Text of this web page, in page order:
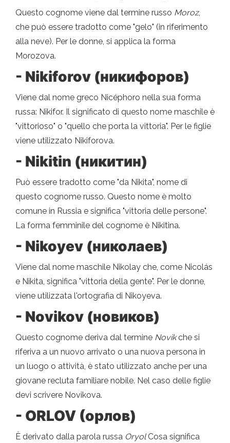
Questo cognome viene dal termine russo Moroz,
che può essere tradotto come "gelo" (in riferimento
alla neve). Per le donne, si applica la forma
Morozova.
- Nikiforov (никифоров)
Viene dal nome greco Nicéphoro nella sua forma
russa: Nikifor. Il significato di questo nome maschile è
"vittorioso" o "quello che porta la vittoria". Per le figlie
viene utilizzato Nikiforova.
- Nikitin (никитин)
Può essere tradotto come "da Nikita", nome di
questo cognome russo. Questo nome è molto
comune in Russia e significa "vittoria delle persone".
La forma femminile del cognome è Nikitina.
- Nikoyev (николаев)
Viene dal nome maschile Nikolay che, come Nicolás
e Nikita, significa "vittoria della gente". Per le donne,
viene utilizzata l'ortografia di Nikoyeva.
- Novikov (новиков)
Questo cognome deriva dal termine Novikche si
riferiva a un nuovo arrivato o una nuova persona in
un luogo o attività, è stato utilizzato anche per una
giovane recluta familiare nobile. Nel caso delle figlie
devi scrivere Novikova.
- ORLOV (орлов)
È derivato dalla parola russa OryolCosa significa